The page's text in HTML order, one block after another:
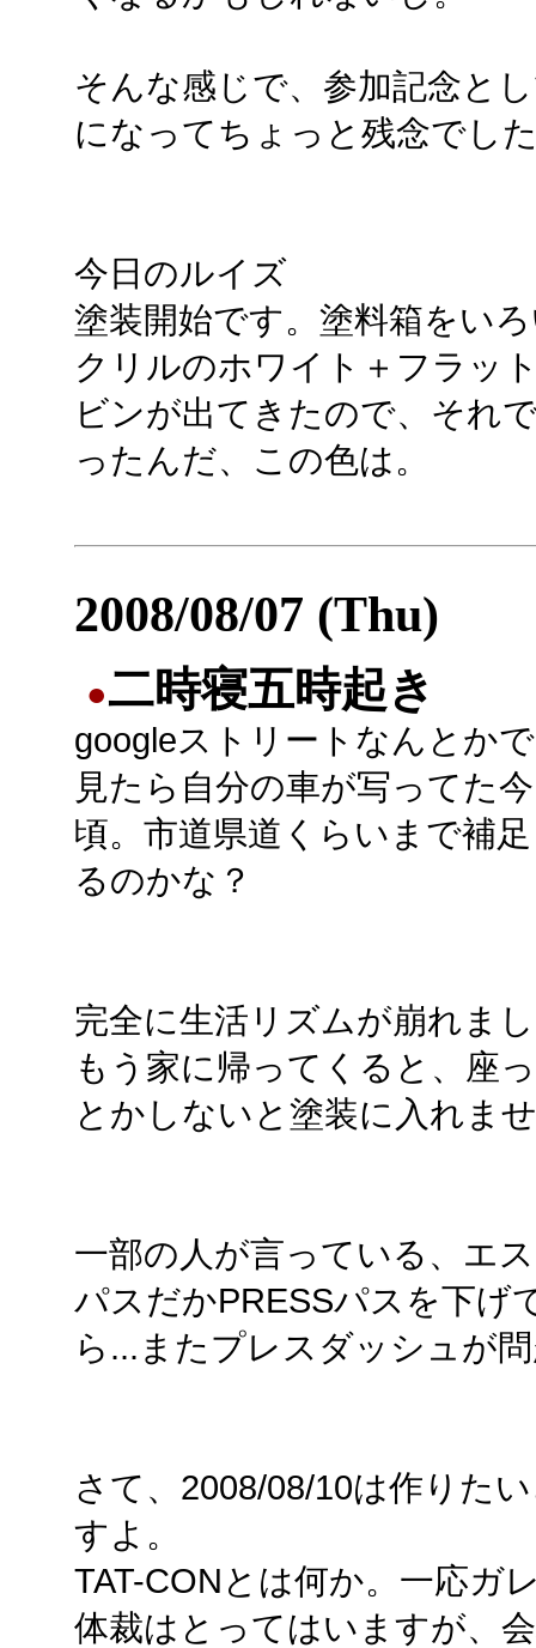
そんな感じで、参加記念と
になってちょっと残念でし
今日のルイズ
塗装開始です。塗料箱をい
クリルのホワイト＋フラッ
ビンが出てきたので、それ
ったんだ、この色は。
2008/08/07 (Thu)
●二時寝五時起き
googleストリートなんとか
見たら自分の車が写ってた
頃。市道県道くらいまで補
るのかな？
完全に生活リズムが崩れま
もう家に帰ってくると、座
とかしないと塗装に入れま
一部の人が言っている、エ
パスだかPRESSパスを下げ
ら...またプレスダッシュが
さて、2008/08/10は作りた
すよ。
TAT-CONとは何か。一応ガ
体裁はとってはいますが、